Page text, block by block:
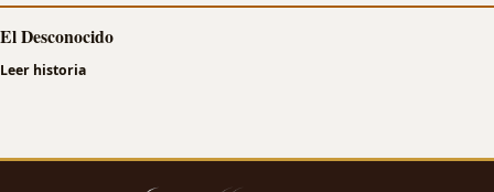
El Desconocido
Leer historia